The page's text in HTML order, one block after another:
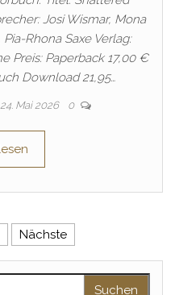
Josi Wismar, Mona
Rhona Saxe Verlag:
Preis: Paperback 17,00 €
Download 21,95…
24. Mai 2026 0
der
Nächste